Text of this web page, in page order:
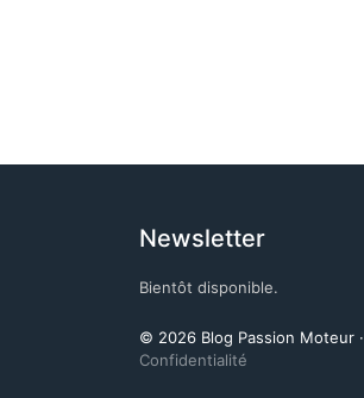
Newsletter
Bientôt disponible.
© 2026 Blog Passion Moteur ·
Confidentialité